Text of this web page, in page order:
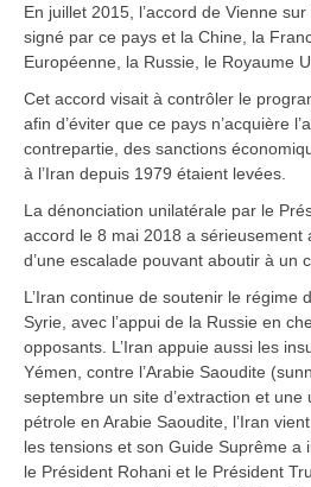
En juillet 2015, l’accord de Vienne
signé par ce pays et la Chine, la
Européenne, la Russie, le Royaume
Cet accord visait à contrôler le
afin d’éviter que ce pays n’acquière
contrepartie, des sanctions
à l’Iran depuis 1979 étaient levées.
La dénonciation unilatérale par le
accord le 8 mai 2018 a sérieusement
d’une escalade pouvant aboutir à un
L’Iran continue de soutenir le régime
Syrie, avec l’appui de la Russie en
opposants. L’Iran appuie aussi les
Yémen, contre l’Arabie Saoudite
septembre un site d’extraction et
pétrole en Arabie Saoudite, l’Iran
les tensions et son Guide Suprême a
le Président Rohani et le Président